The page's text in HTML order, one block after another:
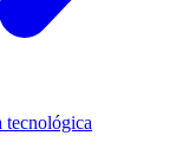
tecnológica